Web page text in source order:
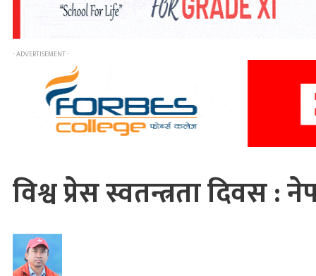
- ADVERTISEMENT -
विश्व प्रेस स्वतन्त्रता दिवस